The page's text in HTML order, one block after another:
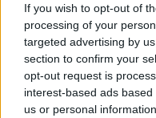
If you wish to opt-out of
processing of your
targeted advertising by
section to confirm your
opt-out request is
interest-based ads
us or personal
C.R.M.114
JD Vance blir Trumps
Svar avHipToBeSquare
Tucker Carlson for
Svar avArbetarbroder